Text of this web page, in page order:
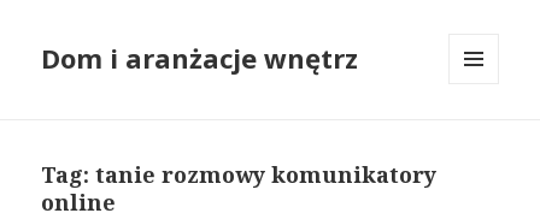
Dom i aranżacje wnętrz
Tag: tanie rozmowy komunikatory
online